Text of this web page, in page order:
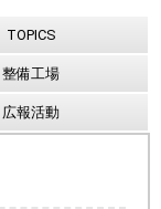
TOPICS
整備工場
広報活動